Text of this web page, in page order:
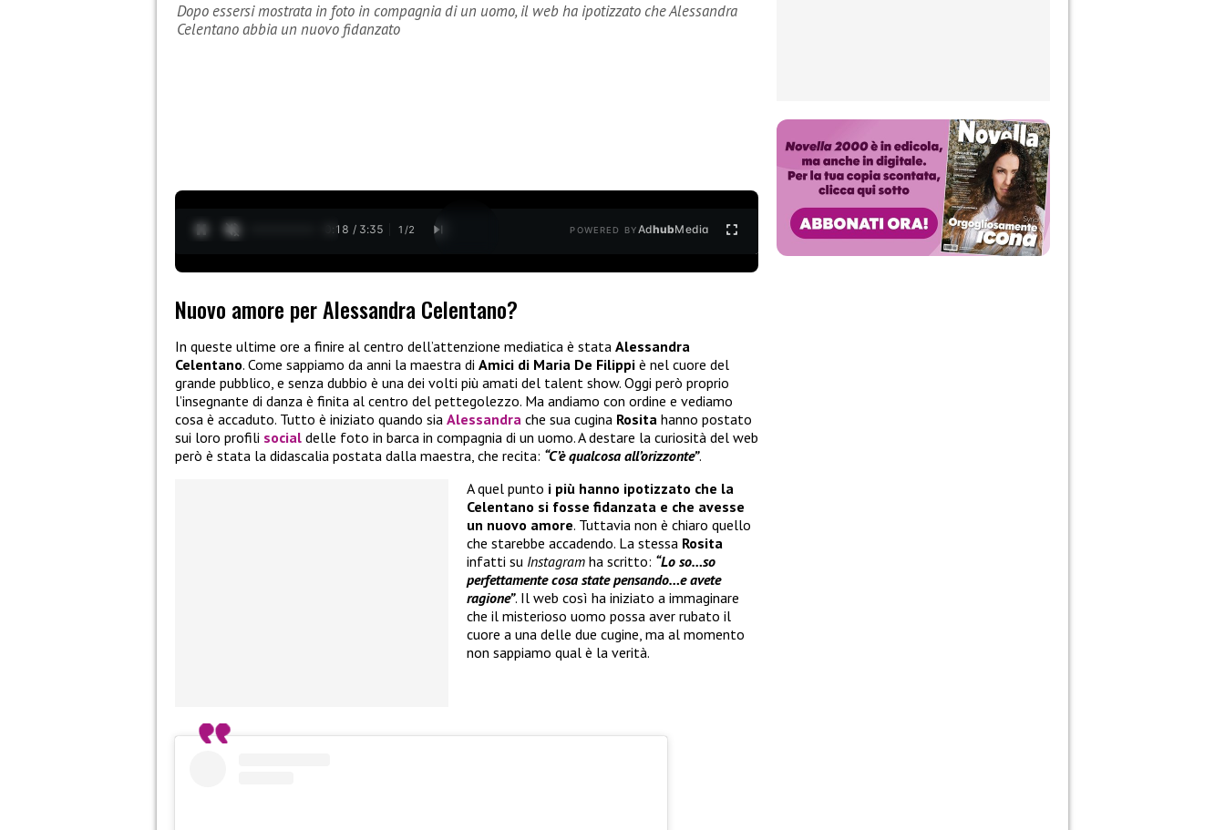
Dopo essersi mostrata in foto in compagnia di un uomo, il web ha ipotizzato che Alessandra
Celentano abbia un nuovo fidanzato
0:19 / 3:35 1 /2 POWERED BYAdhubMedia
Nuovo amore per Alessandra Celentano?
In queste ultime ore a finire al centro dell’attenzione mediatica è stata Alessandra
Celentano. Come sappiamo da anni la maestra di Amici di Maria De Filippi è nel cuore del
grande pubblico, e senza dubbio è una dei volti più amati del talent show. Oggi però proprio
l’insegnante di danza è finita al centro del pettegolezzo. Ma andiamo con ordine e vediamo
cosa è accaduto. Tutto è iniziato quando sia Alessandra che sua cugina Rosita hanno postato
sui loro profili social delle foto in barca in compagnia di un uomo. A destare la curiosità del web
però è stata la didascalia postata dalla maestra, che recita: “C’è qualcosa all’orizzonte”.
A quel punto i più hanno ipotizzato che la
Celentano si fosse fidanzata e che avesse
un nuovo amore. Tuttavia non è chiaro quello
che starebbe accadendo. La stessa Rosita
infatti su Instagram ha scritto: “Lo so…so
perfettamente cosa state pensando…e avete
ragione”. Il web così ha iniziato a immaginare
che il misterioso uomo possa aver rubato il
cuore a una delle due cugine, ma al momento
non sappiamo qual è la verità.